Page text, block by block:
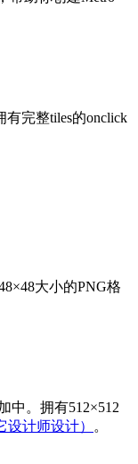
有完整tiles的onclick
大小的PNG格
中。拥有512×512
设计师设计） 。